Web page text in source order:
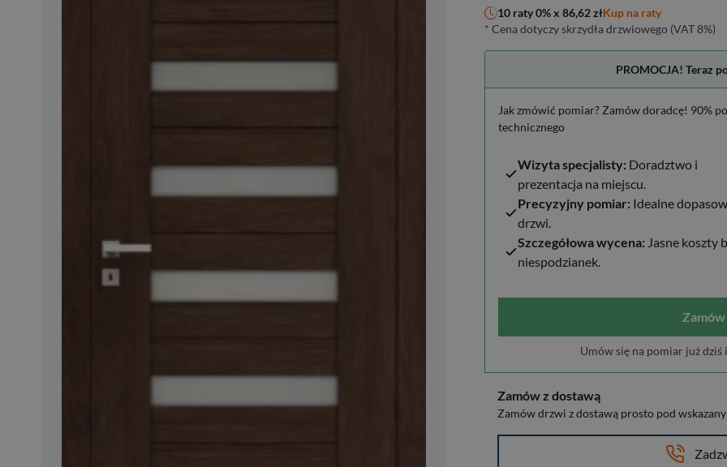
10 raty 0% x 86,62złKup na raty
* Cena dotyczy skrzydła drzwiowego (VAT 8%)
PROMOCJA! Teraz
Jak zmówić pomiar? Zamów doradcę! 90%
technicznego
Wizyta specjalisty: Doradztwo i
prezentacja na miejscu.
Precyzyjny pomiar: Idealne
drzwi.
Szczegółowa wycena: Jasne koszty
niespodzianek.
Umów się na pomiar już
Zamów z dostawą
Zamów drzwi z dostawą prosto pod